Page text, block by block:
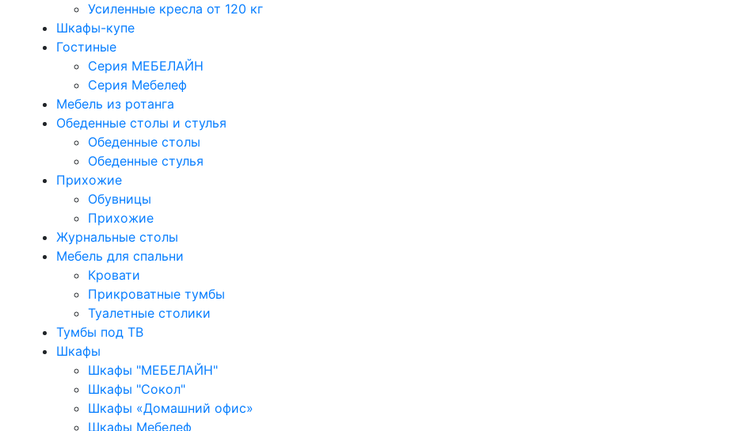
Усиленные кресла от 120 кг
Шкафы-купе
Гостиные
Серия МЕБЕЛАЙН
Серия Мебелеф
Мебель из ротанга
Обеденные столы и стулья
Обеденные столы
Обеденные стулья
Прихожие
Обувницы
Прихожие
Журнальные столы
Мебель для спальни
Кровати
Прикроватные тумбы
Туалетные столики
Тумбы под ТВ
Шкафы
Шкафы "МЕБЕЛАЙН"
Шкафы "Сокол"
Шкафы «Домашний офис»
Шкафы Мебелеф